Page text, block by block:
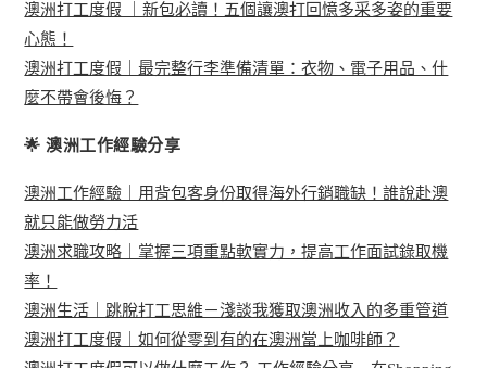
澳洲打工度假 ｜新包必讀！五個讓澳打回憶多采多姿的重要
心態！
澳洲打工度假｜最完整行李準備清單：衣物、電子用品、什
麼不帶會後悔？
🌟 澳洲工作經驗分享
澳洲工作經驗｜用背包客身份取得海外行銷職缺！誰說赴澳
就只能做勞力活
澳洲求職攻略｜掌握三項重點軟實力，提高工作面試錄取機
率！
澳洲生活｜跳脫打工思維－淺談我獲取澳洲收入的多重管道
澳洲打工度假｜如何從零到有的在澳洲當上咖啡師？